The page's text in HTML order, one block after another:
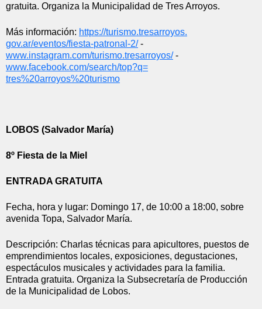
gratuita. Organiza la Municipalidad de Tres Arroyos.
Más información: https://turismo.tresarroyos.
gov.ar/eventos/fiesta-patronal-2/
www.instagram.com/turismo.tresarroyos/
www.facebook.com/search/top?q=
tres%20arroyos%20turismo
LOBOS (Salvador María)
8º Fiesta de la Miel
ENTRADA GRATUITA
Fecha, hora y lugar: Domingo 17, de 10:00 a 18:00, sobre
avenida Topa, Salvador María.
Descripción: Charlas técnicas para apicultores, puestos de
emprendimientos locales, exposiciones, degustaciones,
espectáculos musicales y actividades para la familia.
Entrada gratuita. Organiza la Subsecretaría de Producción
de la Municipalidad de Lobos.